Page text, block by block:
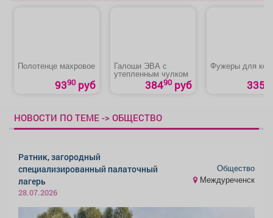
Полотенце махровое
9390 руб
Галоши ЭВА с
утепленным чулком
38490 руб
Фужеры для
335
НОВОСТИ ПО ТЕМЕ -> ОБЩЕСТВО
Ратник, загородный
специализированный палаточный
лагерь
28.07.2026
Общество
Междуреченск